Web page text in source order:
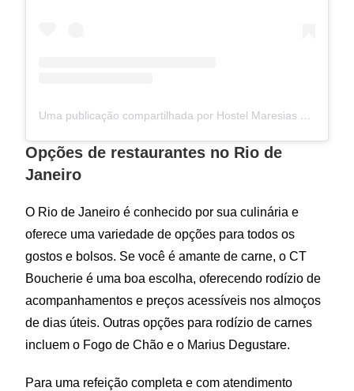
Uma publicação compartilhada por Hostel Maresias do Leme (@hostelmaresiasdoleme)
Opções de restaurantes no Rio de
Janeiro
O Rio de Janeiro é conhecido por sua culinária e
oferece uma variedade de opções para todos os
gostos e bolsos. Se você é amante de carne, o CT
Boucherie é uma boa escolha, oferecendo rodízio de
acompanhamentos e preços acessíveis nos almoços
de dias úteis. Outras opções para rodízio de carnes
incluem o Fogo de Chão e o Marius Degustare.
Para uma refeição completa e com atendimento